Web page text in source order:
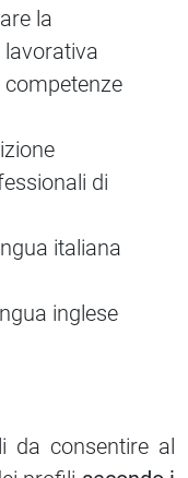
la
di
italiana
inglese
consentire al